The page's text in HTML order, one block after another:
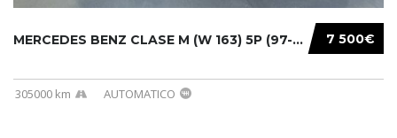
7 500€
MERCEDES BENZ CLASE M (W 163) 5P (97-05) 200...
305000 km AUTOMATICO